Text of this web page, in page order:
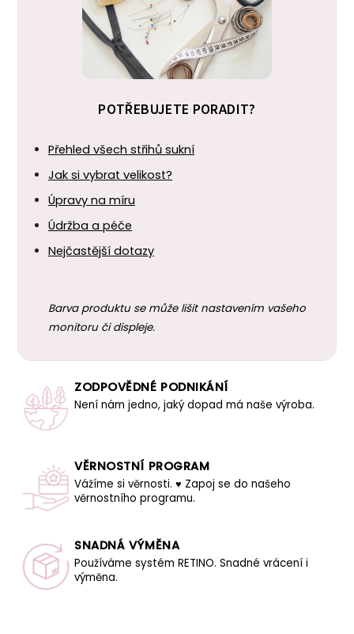
POTŘEBUJETE PORADIT?
Přehled všech střihů sukní
Jak si vybrat velikost?
Úpravy na míru
Údržba a péče
Nejčastější dotazy
Barva produktu se může lišit nastavením vašeho
monitoru či displeje.
ZODPOVĚDNÉ PODNIKÁNÍ
Není nám jedno, jaký dopad má naše výroba.
VĚRNOSTNÍ PROGRAM
Vážíme si věrnosti. ♥ Zapoj se do našeho
věrnostního programu.
SNADNÁ VÝMĚNA
Používáme systém RETINO. Snadné vrácení i
výměna.